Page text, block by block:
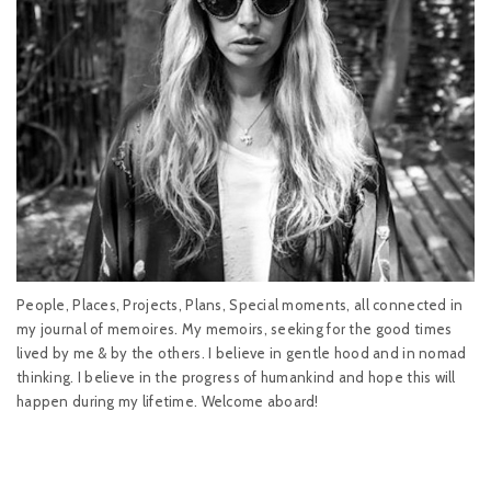
People, Places, Projects, Plans, Special moments, all connected in
my journal of memoires. My memoirs, seeking for the good times
lived by me & by the others. I believe in gentle hood and in nomad
thinking. I believe in the progress of humankind and hope this will
happen during my lifetime. Welcome aboard!